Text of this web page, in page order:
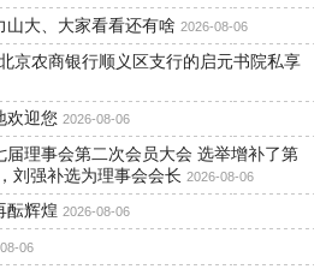
大、大家看看还有啥 2026-08-06
京农商银行顺义区支行的启元书院私享
欢迎您 2026-08-06
理事会第二次会员大会 选举增补了第
刘强补选为理事会会长 2026-08-06
酝辉煌 2026-08-06
06